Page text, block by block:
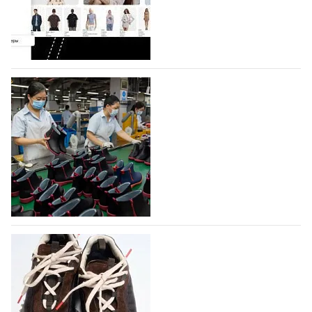
Гуанчжоу, столице моды Китая, является
профессиональной обувной компанией,
объединяющей разработку, производство и…
07.08.2026 411
На платформе Lamoda - новый раздел и
условия продвижения локальных
дизайнерских марок
Российский маркетплейс Lamoda решил обновить
раздел для продажи продукции локальных
дизайнерских марок одежды, обуви и аксессуаров.
Бренды также получат маркетинговую…
06.08.2026 572
Объем мирового производства обуви в
2025 году практически не увеличился
В 2025 году мировое производство обуви